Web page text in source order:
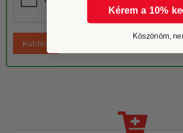
Kérem a 10%
Köszönöm,